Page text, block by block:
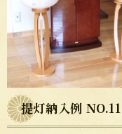
提灯納入例 NO.11